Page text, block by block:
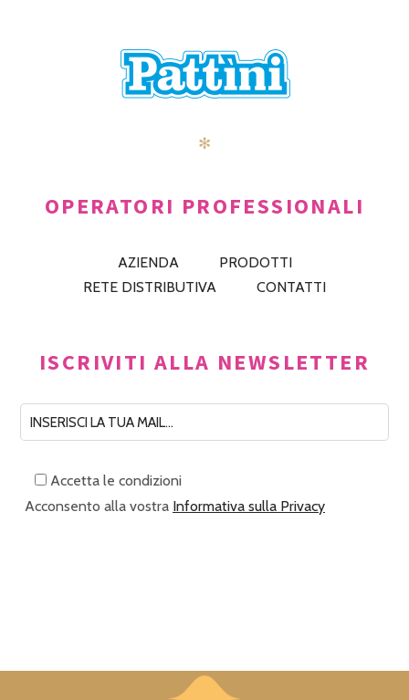
✻
OPERATORI PROFESSIONALI
AZIENDA
PRODOTTI
RETE DISTRIBUTIVA
CONTATTI
ISCRIVITI ALLA NEWSLETTER
Accetta le condizioni
Acconsento alla vostra Informativa sulla Privacy